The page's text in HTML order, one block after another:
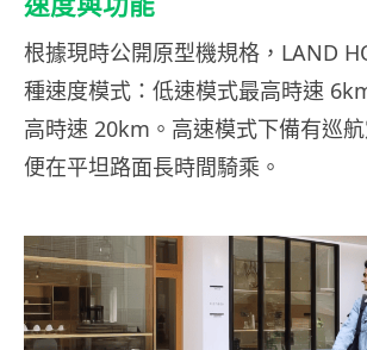
根據現時公開原型機規格，LAND
種速度模式：低速模式最高時速
高時速 20km。高速模式下備有巡
便在平坦路面長時間騎乘。